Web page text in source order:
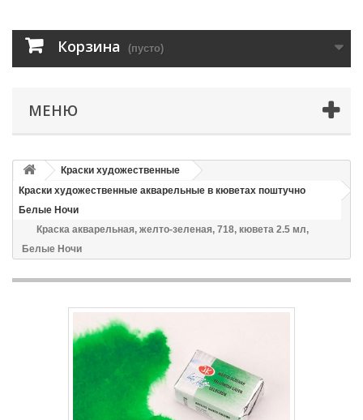
Корзина (пусто)
МЕНЮ
Краски художественные
Краски художественные акварельные в кюветах поштучно
Белые Ночи
Краска акварельная, желто-зеленая, 718, кювета 2.5 мл,
Белые Ночи